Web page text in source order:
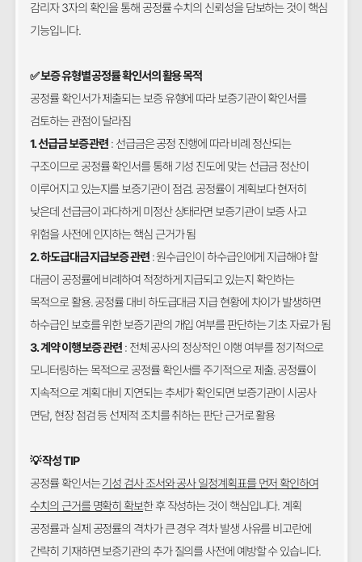
감리자 3자의 확인을 통해 공정률 수치의 신뢰성을 담보하는 것이 핵심
기능입니다.
✅ 보증 유형별 공정률 확인서의 활용 목적
공정률 확인서가 제출되는 보증 유형에 따라 보증기관이 확인서를
검토하는 관점이 달라짐
1. 선급금 보증 관련 : 선급금은 공정 진행에 따라 비례 정산되는
구조이므로 공정률 확인서를 통해 기성 진도에 맞는 선급금 정산이
이루어지고 있는지를 보증기관이 점검. 공정률이 계획보다 현저히
낮은데 선급금이 과다하게 미정산 상태라면 보증기관이 보증 사고
위험을 사전에 인지하는 핵심 근거가 됨
2. 하도급대금 지급보증 관련: 원수급인이 하수급인에게 지급해야 할
대금이 공정률에 비례하여 적정하게 지급되고 있는지 확인하는
목적으로 활용. 공정률 대비 하도급대금 지급 현황에 차이가 발생하면
하수급인 보호를 위한 보증기관의 개입 여부를 판단하는 기초 자료가 됨
3. 계약 이행 보증 관련: 전체 공사의 정상적인 이행 여부를 정기적으로
모니터링하는 목적으로 공정률 확인서를 주기적으로 제출. 공정률이
지속적으로 계획 대비 지연되는 추세가 확인되면 보증기관이 시공사
면담, 현장 점검 등 선제적 조치를 취하는 판단 근거로 활용
💡 작성 TIP
공정률 확인서는기성 검사 조서와 공사 일정계획표를 먼저 확인하여
수치의 근거를 명확히 확보한 후 작성하는 것이 핵심입니다. 계획
공정률과 실제 공정률의 격차가 큰 경우 격차 발생 사유를 비고란에
간략히 기재하면 보증기관의 추가 질의를 사전에 예방할 수 있습니다.